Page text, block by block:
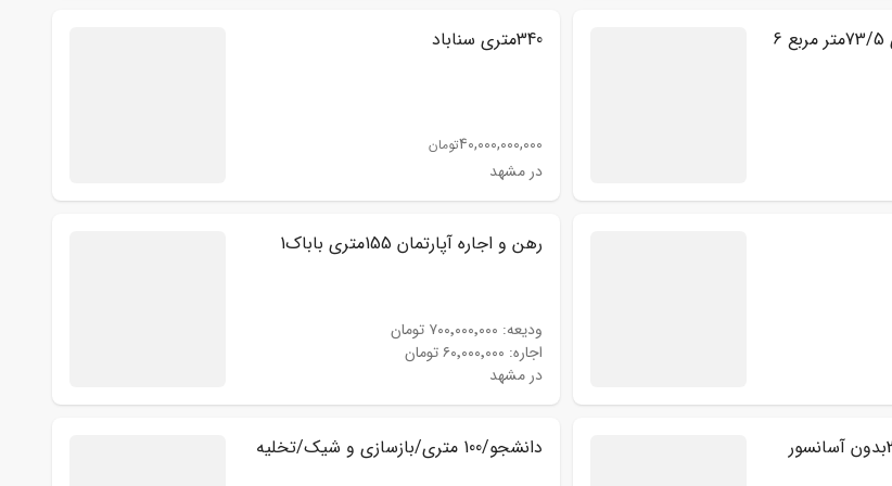
یک واحد اپارتمان تجاری 73/5متر مربع 6
340متری سناباد
40,000,000,000تومان
در مشهد
رهن و اجاره آپارتمان 155متری باباک1
ودیعه: ۷۰۰٬۰۰۰٬۰۰۰ تومان
اجاره: ۶۰٬۰۰۰٬۰۰۰ تومان
در مشهد
اول فرامرز اپارتمان طبقه3بدون آسانسور
دانشجو/100 متری/بازسازی و شیک/تخلیه